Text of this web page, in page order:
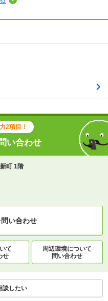
町３
山町駅 歩3分
町駅 歩4分
2項目！
い合わせ
町 1階
い合わせ
て
せ
周辺環境について
問い合わせ
談したい